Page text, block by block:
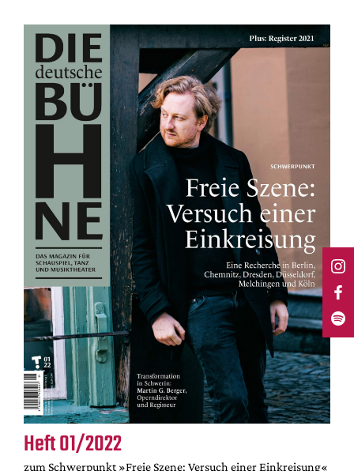
Heft 01/2022
zum Schwerpunkt »Freie Szene: Versuch einer Einkreisung«